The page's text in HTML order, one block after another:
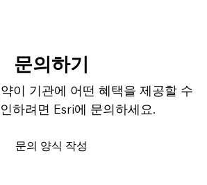
문의하기
이 기관에 어떤 혜택을 제공할 수
하려면 Esri에 문의하세요.
문의 양식 작성